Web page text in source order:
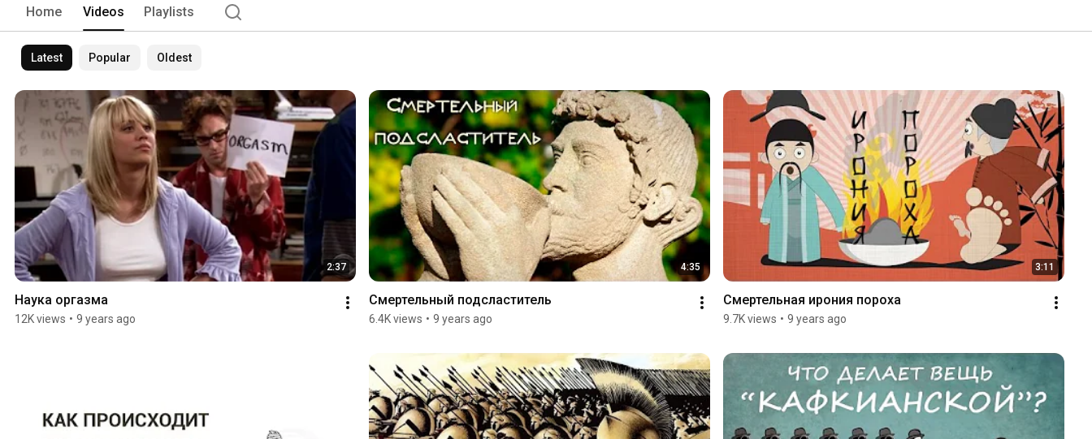
Home Videos Playlists
Latest Popular Oldest
2:37
Наука оргазма
12K views • 9 years ago
4:35
Смертельный подсластитель
6.4K views • 9 years ago
3:11
Смертельная ирония пороха
9.7K views • 9 years ago